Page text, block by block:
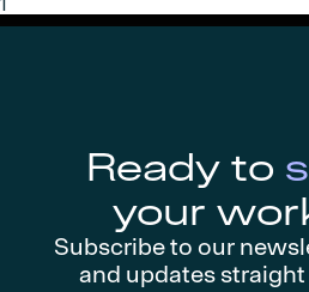
Ready to
your
Subscribe to our
and updates